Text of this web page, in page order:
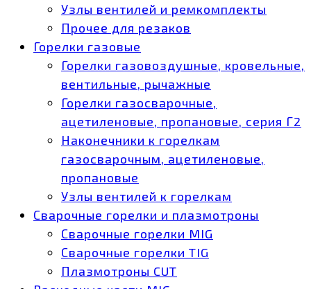
Узлы вентилей и ремкомплекты
Прочее для резаков
Горелки газовые
Горелки газовоздушные, кровельные,
вентильные, рычажные
Горелки газосварочные,
ацетиленовые, пропановые, серия Г2
Наконечники к горелкам
газосварочным, ацетиленовые,
пропановые
Узлы вентилей к горелкам
Сварочные горелки и плазмотроны
Сварочные горелки MIG
Сварочные горелки TIG
Плазмотроны CUT